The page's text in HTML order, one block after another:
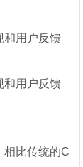
和用户反馈
和用户反馈
相比传统的C